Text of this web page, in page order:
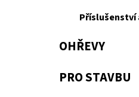
Příslušenství
OHŘEVY
PRO STAVBU